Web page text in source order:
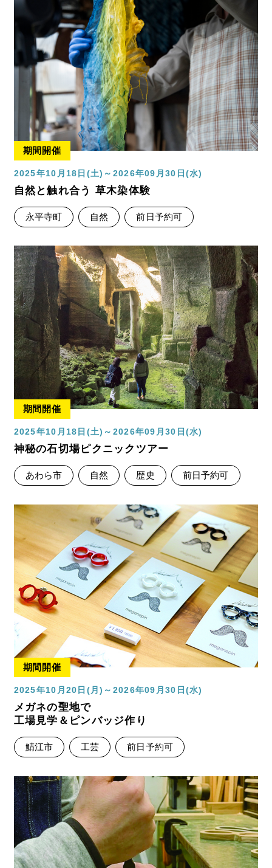
期間開催
2025年10月18日(土)～2026年09月30日(水)
自然と触れ合う 草木染体験
永平寺町 自然 前日予約可
期間開催
2025年10月18日(土)～2026年09月30日(水)
神秘の石切場ピクニックツアー
あわら市 自然 歴史 前日予約可
期間開催
2025年10月20日(月)～2026年09月30日(水)
メガネの聖地で
工場見学＆ピンバッジ作り
鯖江市 工芸 前日予約可